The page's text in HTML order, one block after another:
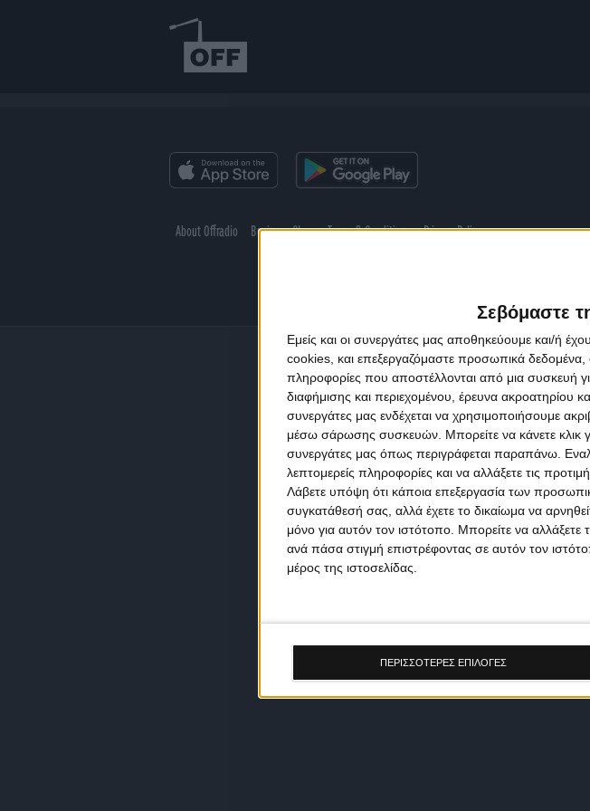
Σεβόμαστε
Εμείς και οι συνεργάτες μας αποθηκεύουμε και/ή
cookies, και επεξεργαζόμαστε προσωπικά
πληροφορίες που αποστέλλονται από μια συσκευή
διαφήμισης και περιεχομένου, έρευνα ακροατηρίου
συνεργάτες μας ενδέχεται να χρησιμοποιήσουμε
μέσω σάρωσης συσκευών. Μπορείτε να κάνετε κλικ
συνεργάτες μας όπως περιγράφεται παραπάνω.
λεπτομερείς πληροφορίες και να αλλάξετε τις
Λάβετε υπόψη ότι κάποια επεξεργασία των
συγκατάθεσή σας, αλλά έχετε το δικαίωμα να
μόνο για αυτόν τον ιστότοπο. Μπορείτε να
ανά πάσα στιγμή επιστρέφοντας σε αυτόν τον
μέρος της ιστοσελίδας.
ΠΕΡΙΣΣΟΤΕΡΕΣ ΕΠΙΛΟΓΕΣ
About Offradio Business Class Terms & Conditions Privacy Policy